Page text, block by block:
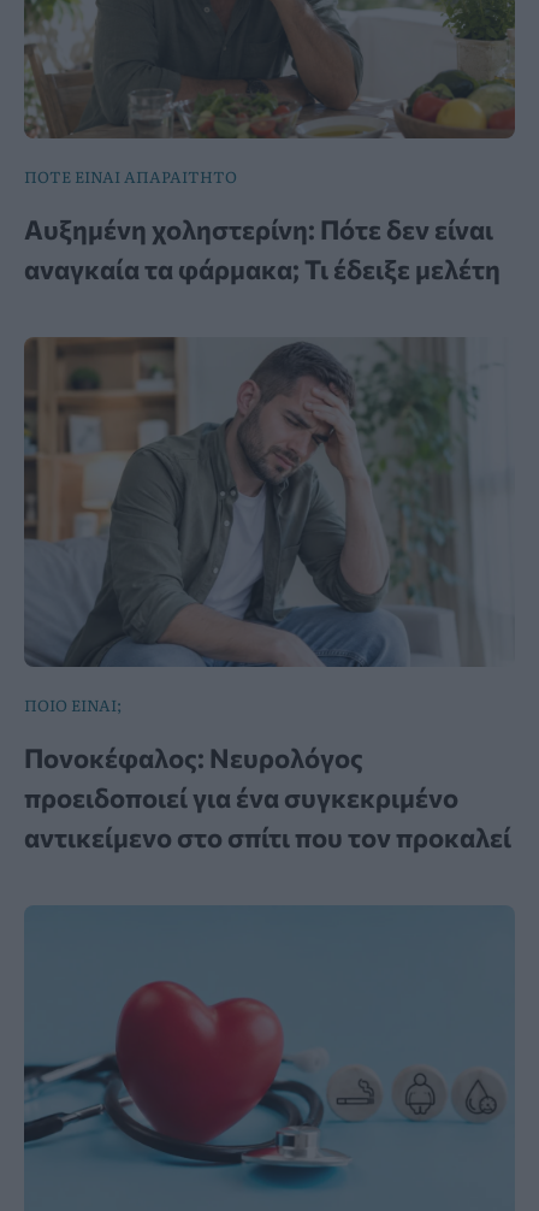
ΠΟΤΕ ΕΙΝΑΙ ΑΠΑΡΑΙΤΗΤΟ
Αυξημένη χοληστερίνη: Πότε δεν είναι
αναγκαία τα φάρμακα; Τι έδειξε μελέτη
ΠΟΙΟ ΕΙΝΑΙ;
Πονοκέφαλος: Νευρολόγος
προειδοποιεί για ένα συγκεκριμένο
αντικείμενο στο σπίτι που τον προκαλεί